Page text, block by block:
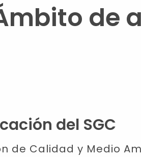
de
del SGC
de Calidad y Medio